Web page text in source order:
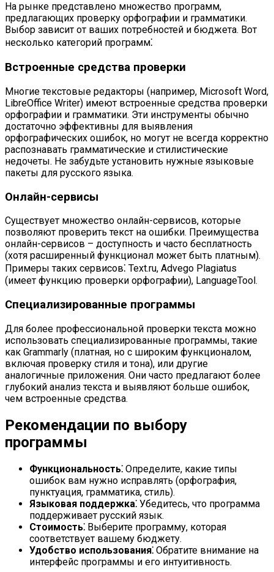
На рынке представлено множество программ,
предлагающих проверку орфографии и грамматики.
Выбор зависит от ваших потребностей и бюджета. Вот
несколько категорий программ⁚
Встроенные средства проверки
Многие текстовые редакторы (например, Microsoft Word,
LibreOffice Writer) имеют встроенные средства проверки
орфографии и грамматики. Эти инструменты обычно
достаточно эффективны для выявления
орфографических ошибок, но могут не всегда корректно
распознавать грамматические и стилистические
недочеты. Не забудьте установить нужные языковые
пакеты для русского языка.
Онлайн-сервисы
Существует множество онлайн-сервисов, которые
позволяют проверить текст на ошибки. Преимущества
онлайн-сервисов – доступность и часто бесплатность
(хотя расширенный функционал может быть платным).
Примеры таких сервисов⁚ Text.ru, Advego Plagiatus
(имеет функцию проверки орфографии), LanguageTool.
Специализированные программы
Для более профессиональной проверки текста можно
использовать специализированные программы, такие
как Grammarly (платная, но с широким функционалом,
включая проверку стиля и тона), или другие
аналогичные приложения. Они часто предлагают более
глубокий анализ текста и выявляют больше ошибок,
чем встроенные средства.
Рекомендации по выбору
программы
Функциональность⁚ Определите, какие типы
ошибок вам нужно исправлять (орфография,
пунктуация, грамматика, стиль).
Языковая поддержка⁚ Убедитесь, что программа
поддерживает русский язык.
Стоимость⁚ Выберите программу, которая
соответствует вашему бюджету.
Удобство использования⁚ Обратите внимание на
интерфейс программы и его интуитивность.